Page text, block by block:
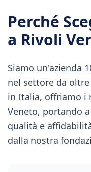
Perché
a Rivoli
Siamo un'azienda
nel settore da
in Italia, offriamo i
Veneto, portando
qualità e
dalla nostra